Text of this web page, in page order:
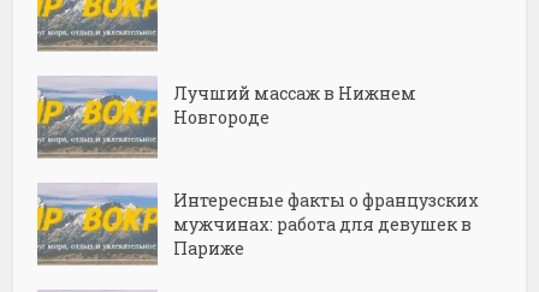
Лучший массаж в Нижнем
Новгороде
Интересные факты о французских
мужчинах: работа для девушек в
Париже